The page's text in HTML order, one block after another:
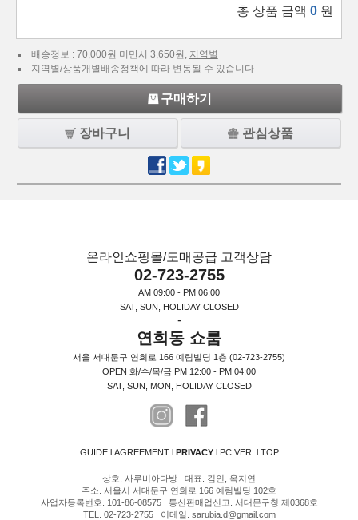
총 상품 금액 0 원
배송정보 : 70,000원 미만시 3,650원, 지역별
지역별/상품개별배송정책에 따라 변동될 수 있습니다
구매하기
장바구니 관심상품
온라인쇼핑몰/도매공급 고객상담
02-723-2755
AM 09:00 - PM 06:00
SAT, SUN, HOLIDAY CLOSED
-
연희동 쇼룸
서울 서대문구 연희로 166 예림빌딩 1층 (02-723-2755)
OPEN 화/수/목/금 PM 12:00 - PM 04:00
SAT, SUN, MON, HOLIDAY CLOSED
GUIDEl AGREEMENTl PRIVACYl PC VER. l TOP
상호. 사루비아다방 대표. 김인, 옥지연
주소. 서울시 서대문구 연희로 166 예림빌딩 102호
사업자등록번호. 101-86-08575 통신판매업신고. 서대문구청 제0368호
TEL. 02-723-2755 이메일. sarubia.d@gmail.com